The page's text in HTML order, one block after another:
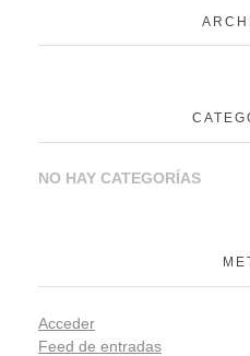
NO HAY CATEGORÍAS
Acceder
Feed de entradas